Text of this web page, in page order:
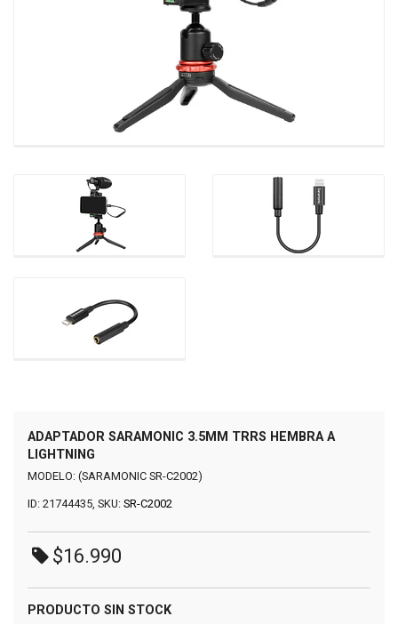
ADAPTADOR SARAMONIC 3.5MM TRRS HEMBRA A
LIGHTNING
MODELO: (SARAMONIC SR-C2002)
ID: 21744435, SKU: SR-C2002
$16.990
PRODUCTO SIN STOCK